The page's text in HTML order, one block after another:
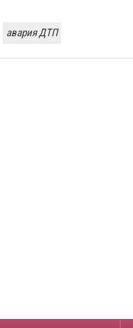
авария ДТП